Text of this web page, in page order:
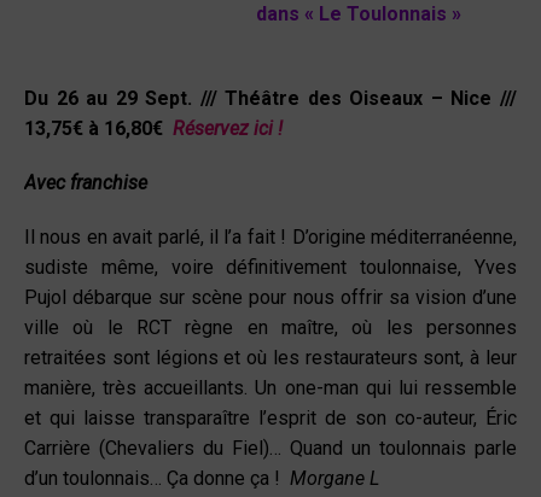
dans « Le Toulonnais »
Du 26 au 29 Sept. /// Théâtre des Oiseaux – Nice ///
13,75€ à 16,80€ Réservez ici !
Avec franchise
Il nous en avait parlé, il l’a fait ! D’origine méditerranéenne,
sudiste même, voire définitivement toulonnaise, Yves
Pujol débarque sur scène pour nous offrir sa vision d’une
ville où le RCT règne en maître, où les personnes
retraitées sont légions et où les restaurateurs sont, à leur
manière, très accueillants. Un one-man qui lui ressemble
et qui laisse transparaître l’esprit de son co-auteur, Éric
Carrière (Chevaliers du Fiel)… Quand un toulonnais parle
d’un toulonnais… Ça donne ça ! Morgane L